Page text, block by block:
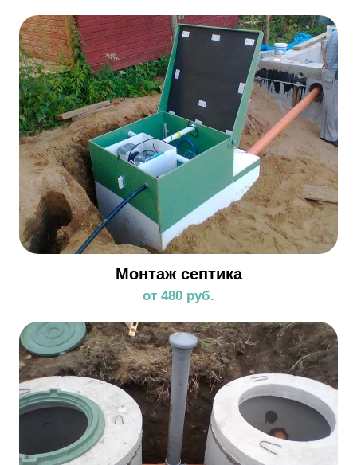
Монтаж септика
от 480 руб.